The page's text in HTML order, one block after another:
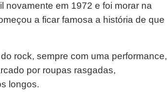
novamente em 1972 e foi morar na
a ficar famosa a história de que
rock, sempre com uma performance,
por roupas rasgadas,
longos.